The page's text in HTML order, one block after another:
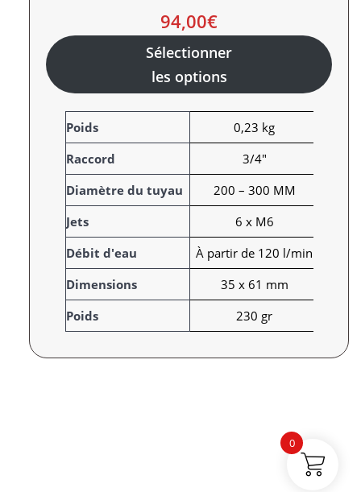
94,00€
Sélectionner
les options
A
t
t
r
i
b
u
t
s
V
a
l
e
u
r
Poids
0,23 kg
Raccord
3/4"
Diamètre du tuyau
200 – 300 MM
Jets
6 x M6
Débit d'eau
À partir de 120 l/min
Dimensions
35 x 61 mm
Poids
230 gr
0